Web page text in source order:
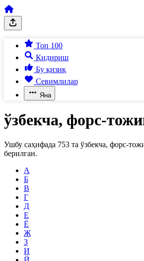
Топ 100
Қидириш
Бу қизиқ
Севимлилар
Яна
ўзбекча, форс-
Ушбу саҳифада 753 та ўзбекча, форс-
берилган.
А
Б
В
Г
Д
Е
Ё
Ж
З
И